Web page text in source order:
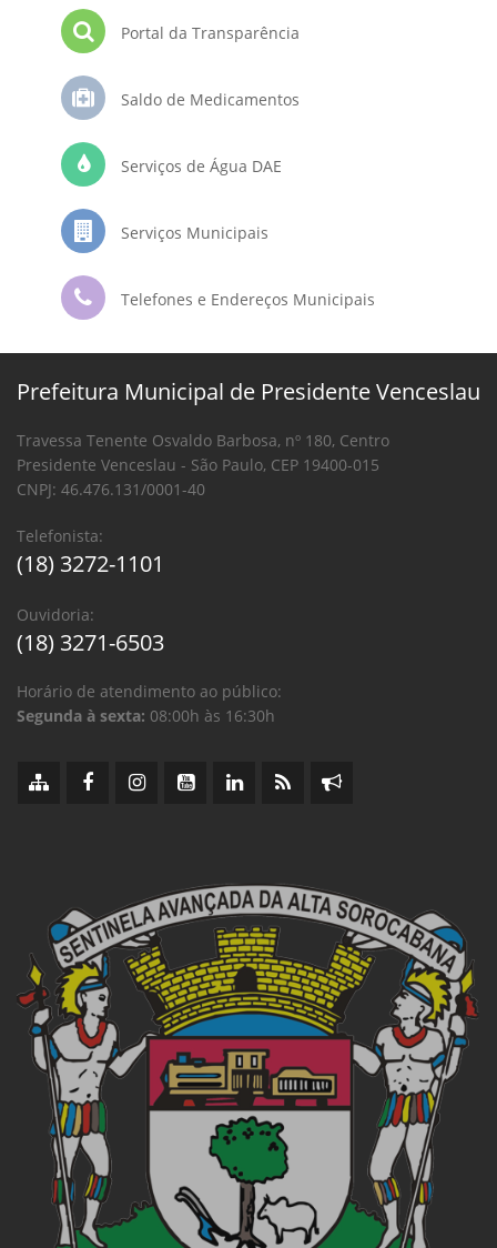
Portal da Transparência
Saldo de Medicamentos
Serviços de Água DAE
Serviços Municipais
Telefones e Endereços Municipais
Prefeitura Municipal de Presidente Venceslau
Travessa Tenente Osvaldo Barbosa, nº 180, Centro
Presidente Venceslau - São Paulo, CEP 19400-015
CNPJ: 46.476.131/0001-40
Telefonista:
(18) 3272-1101
Ouvidoria:
(18) 3271-6503
Horário de atendimento ao público:
Segunda à sexta: 08:00h às 16:30h